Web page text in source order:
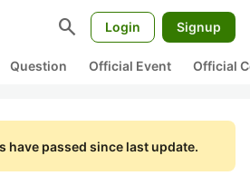
search Login Signup
Question Official Event Official
have passed since last update.